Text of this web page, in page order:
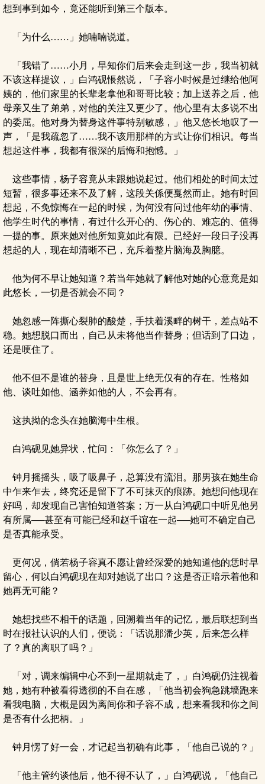
想到事到如今，竟还能听到第三个版本。
「为什么……」她喃喃说道。
「我错了……小月，早知你们后来会走到这一步，我当初就
不该这样提议，」白鸿砚悵然说，「子容小时候是过继给他阿
姨的，他们家里的长辈老拿他和哥哥比较；加上送养之后，他
母亲又生了弟弟，对他的关注又更少了。他心里有太多说不出
的委屈。他对身为替身这件事特别敏感，」他又悠长地叹了一
声，「是我疏忽了……我不该用那样的方式让你们相识。每当
想起这件事，我都有很深的后悔和抱憾。」
这些事情，杨子容竟从未跟她说起过。他们相处的时间太过
短暂，很多事还来不及了解，这段关係便戛然而止。她有时回
想起，不免惊悔在一起的时候，为何没有问过他年幼的事情、
他学生时代的事情，有过什么开心的、伤心的、难忘的、值得
一提的事。原来她对他所知竟如此有限。已经好一段日子没再
想起的人，现在却清晰不已，充斥着整片脑海及胸臆。
他为何不早让她知道？若当年她就了解他对她的心意竟是如
此悠长，一切是否就会不同？
她忽感一阵撕心裂肺的酸楚，手扶着溪畔的树干，差点站不
稳。她想脱口而出，自己从未将他当作替身；但话到了口边，
还是哽住了。
他不但不是谁的替身，且是世上绝无仅有的存在。性格如
他、谈吐如他、涵养如他的人，不会再有。
这执拗的念头在她脑海中生根。
白鸿砚见她异状，忙问：「你怎么了？」
钟月摇摇头，吸了吸鼻子，总算没有流泪。那男孩在她生命
中乍来乍去，终究还是留下了不可抹灭的痕跡。她想问他现在
好吗，却发现自己害怕知道答案；万一从白鸿砚口中听见他另
有所属──甚至有可能已经和赵千谊在一起──她可不确定自己
是否真能承受。
更何况，倘若杨子容真不愿让曾经深爱的她知道他的恁时早
留心，何以白鸿砚现在却对她说了出口？这是否正暗示着他和
她再无可能？
她想找些不相干的话题，回溯着当年的记忆，最后联想到当
时在报社认识的人们，便说：「话说那潘少英，后来怎么样
了？真的离职了吗？」
「对，调来编辑中心不到一星期就走了，」白鸿砚仍注视着
她，她有种被看得透彻的不自在感，「他当初会狗急跳墙跑来
看我电脑，大概是因为离间你和子容不成，想来看我和你之间
是否有什么把柄。」
钟月愣了好一会，才记起当初确有此事，「他自己说的？」
「他主管约谈他后，他不得不认了，」白鸿砚说，「他自己